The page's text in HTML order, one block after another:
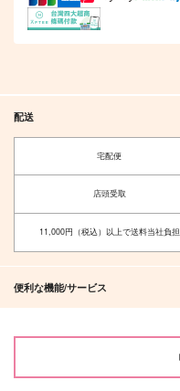
配送
宅配便
店頭受取
11,000円（税込）以上で送料当社負担
便利な機能/サービス